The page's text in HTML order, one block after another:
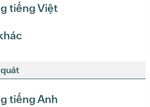
tiếng Việt
tiếng Anh